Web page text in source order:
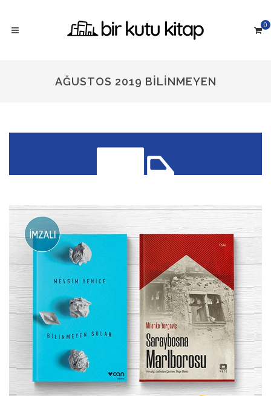
0
AĞUSTOS 2019 BILINMEYEN
300 TL üzeri siparişlerinizde
KARGO ÜCRETSİZ!